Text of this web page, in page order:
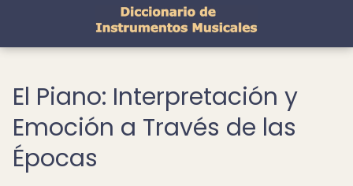
El Piano: Interpretación y
Emoción a Través de las
Épocas